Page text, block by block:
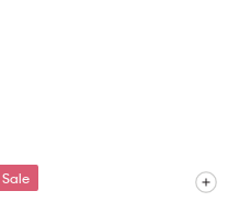
Sale